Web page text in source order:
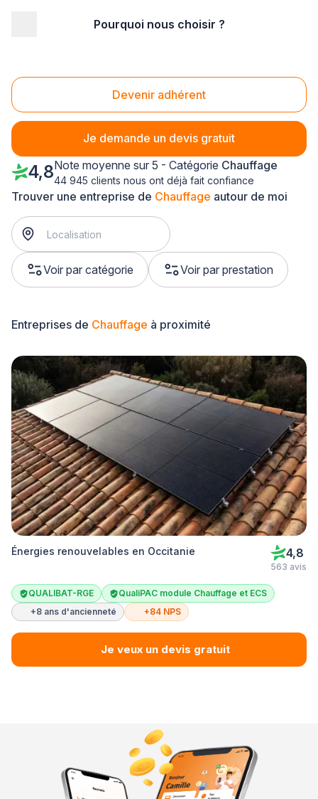
Pourquoi nous choisir ?
Devenir adhérent
Je demande un devis gratuit
Chauffage Alès (30100)
Trouver une entreprise de Chauffage autour de moi
Voir par catégorie Voir par prestation
4,8Note moyenne sur 5 - Catégorie Chauffage
44 945 clients nous ont déjà fait confiance
Entreprises de Chauffage à proximité
Énergies renouvelables en Occitanie 4,8
563 avis
QUALIBAT-RGE
QualiPAC module Chauffage et ECS
+8 ans d'ancienneté
+84 NPS
Je veux un devis gratuit